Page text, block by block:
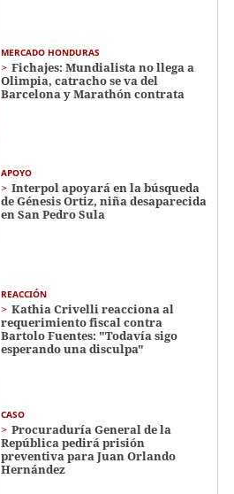
MERCADO HONDURAS
Fichajes: Mundialista no llega a
Olimpia, catracho se va del
Barcelona y Marathón contrata
APOYO
Interpol apoyará en la búsqueda
de Génesis Ortiz, niña desaparecida
en San Pedro Sula
REACCIÓN
Kathia Crivelli reacciona al
requerimiento fiscal contra
Bartolo Fuentes: "Todavía sigo
esperando una disculpa"
CASO
Procuraduría General de la
República pedirá prisión
preventiva para Juan Orlando
Hernández